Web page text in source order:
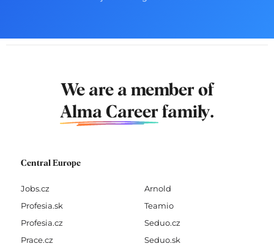
We are a member of
Alma Career family.
Central Europe
Jobs.cz
Profesia.sk
Profesia.cz
Prace.cz
Arnold
Teamio
Seduo.cz
Seduo.sk